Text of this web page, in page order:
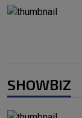
SHOWBIZ